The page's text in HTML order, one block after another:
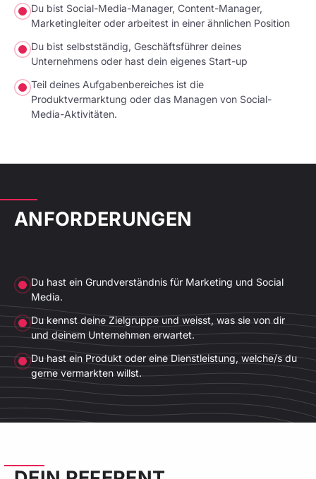
Du bist Social-Media-Manager, Content-Manager,
Marketingleiter oder arbeitest in einer ähnlichen Position
Du bist selbstständig, Geschäftsführer deines
Unternehmens oder hast dein eigenes Start-up
Teil deines Aufgabenbereiches ist die
Produktvermarktung oder das Managen von Social-
Media-Aktivitäten.
ANFORDERUNGEN
Du hast ein Grundverständnis für Marketing und Social
Media.
Du kennst deine Zielgruppe und weisst, was sie von dir
und deinem Unternehmen erwartet.
Du hast ein Produkt oder eine Dienstleistung, welche/s du
gerne vermarkten willst.